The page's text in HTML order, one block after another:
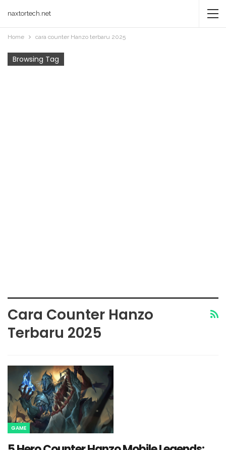
naxtortech.net
Home cara counter Hanzo terbaru 2025
Browsing Tag
Cara Counter Hanzo
Terbaru 2025
GAME